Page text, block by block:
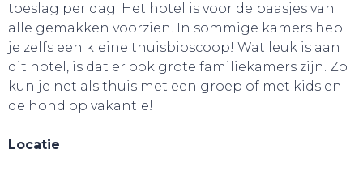
toeslag per dag. Het hotel is voor de baasjes van
alle gemakken voorzien. In sommige kamers heb
je zelfs een kleine thuisbioscoop! Wat leuk is aan
dit hotel, is dat er ook grote familiekamers zijn. Zo
kun je net als thuis met een groep of met kids en
de hond op vakantie!
Locatie